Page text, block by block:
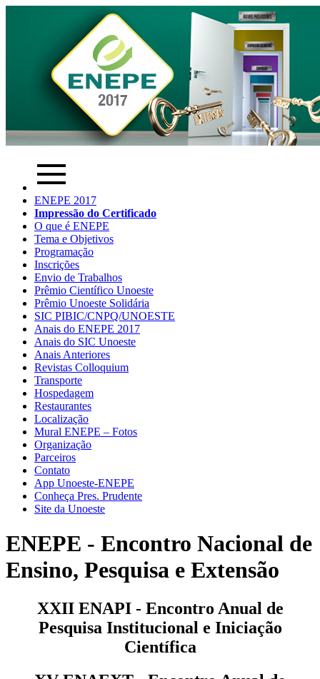
ENEPE 2017
Impressão do Certificado
O que é ENEPE
Tema e Objetivos
Programação
Inscrições
Envio de Trabalhos
Prêmio Científico Unoeste
Prêmio Unoeste Solidária
SIC PIBIC/CNPQ/UNOESTE
Anais do ENEPE 2017
Anais do SIC Unoeste
Anais Anteriores
Revistas Colloquium
Transporte
Hospedagem
Restaurantes
Localização
Mural ENEPE – Fotos
Organização
Parceiros
Contato
App Unoeste-ENEPE
Conheça Pres. Prudente
Site da Unoeste
ENEPE - Encontro Nacional de
Ensino, Pesquisa e Extensão
XXII ENAPI - Encontro Anual de
Pesquisa Institucional e Iniciação
Científica